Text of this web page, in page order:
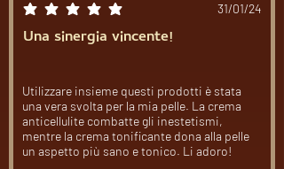
la valutazione media è 5 su 5 31/01/24
Una sinergia vincente!
Utilizzare insieme questi prodotti è stata
una vera svolta per la mia pelle. La crema
anticellulite combatte gli inestetismi,
mentre la crema tonificante dona alla pelle
un aspetto più sano e tonico. Li adoro!